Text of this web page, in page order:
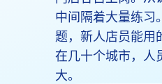
中间隔着大量练习
题，新人店员能用
在几十个城市，人
大。